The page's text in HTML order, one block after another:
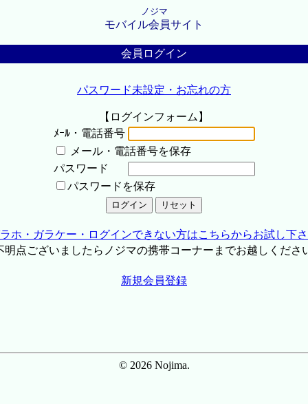
ノジマ
モバイル会員サイト
会員ログイン
パスワード未設定・お忘れの方
【ログインフォーム】
ﾒｰﾙ・電話番号
メール・電話番号を保存
パスワード
パスワードを保存
ホ・ガラケー・ログインできない方はこちらからお試し下
点ございましたらノジマの携帯コーナーまでお越しくださ
新規会員登録
© 2026 Nojima.